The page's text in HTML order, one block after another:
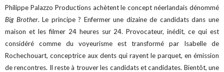
Philippe Palazzo Productions achètent le concept néerlandais dénommé
Big Brother. Le principe ? Enfermer une dizaine de candidats dans une
maison et les filmer 24 heures sur 24. Provocateur, inédit, ce qui est
considéré comme du voyeurisme est transformé par Isabelle de
Rochechouart, conceptrice aux dents qui rayent le parquet, en émission
de rencontres. Il reste à trouver les candidats et candidates. Bientôt, une